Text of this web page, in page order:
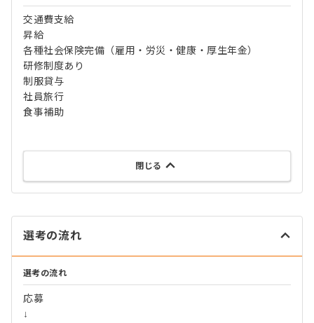
交通費支給
昇給
各種社会保険完備（雇用・労災・健康・厚生年金）
研修制度あり
制服貸与
社員旅行
食事補助
閉じる
選考の流れ
選考の流れ
応募
↓